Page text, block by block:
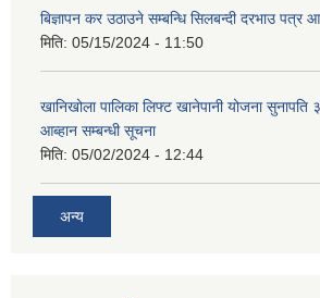
बिज्ञापन कर उठाउने सम्बन्धि सिलबन्दी दरभाउ पत्र
मिति: 05/15/2024 - 11:50
खानिखोला पालिका लिफ्ट खानेपानी योजना सुनापति
आब्हान सम्बन्धी सूचना
मिति: 05/02/2024 - 12:44
अन्य